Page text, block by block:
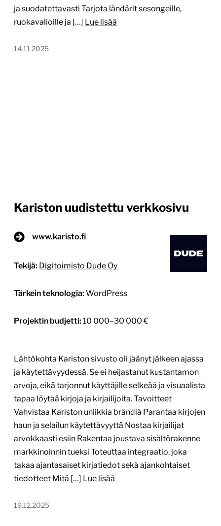
ja suodatettavasti Tarjota ländärit sesongeille,
ruokavalioille ja […] Lue lisää
14.11.2025
Kariston uudistettu verkkosivu
www.karisto.fi
Tekijä: Digitoimisto Dude Oy
Tärkein teknologia: WordPress
Projektin budjetti: 10 000–30 000 €
Lähtökohta Kariston sivusto oli jäänyt jälkeen ajassa
ja käytettävyydessä. Se ei heijastanut kustantamon
arvoja, eikä tarjonnut käyttäjille selkeää ja visuaalista
tapaa löytää kirjoja ja kirjailijoita. Tavoitteet
Vahvistaa Kariston uniikkia brändiä Parantaa kirjojen
haun ja selailun käytettävyyttä Nostaa kirjailijat
arvokkaasti esiin Rakentaa joustava sisältörakenne
markkinoinnin tueksi Toteuttaa integraatio, joka
takaa ajantasaiset kirjatiedot sekä ajankohtaiset
tiedotteet Mitä […] Lue lisää
19.12.2025